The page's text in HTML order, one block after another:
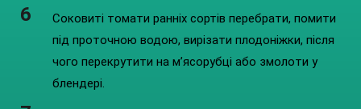
Соковиті томати ранніх сортів перебрати, помити
під проточною водою, вирізати плодоніжки, після
чого перекрутити на м’ясорубці або змолоти у
блендері.